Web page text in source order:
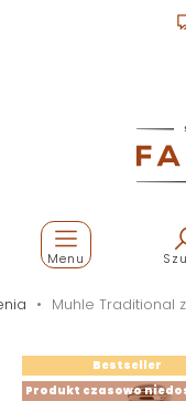
Menu
Muhle Traditional
Produkt czasowo
Bestseller